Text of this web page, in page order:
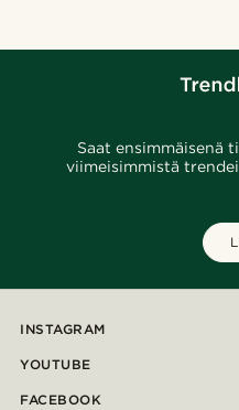
Saat ensimmäisenä
viimeisimmistä
INSTAGRAM
YOUTUBE
FACEBOOK